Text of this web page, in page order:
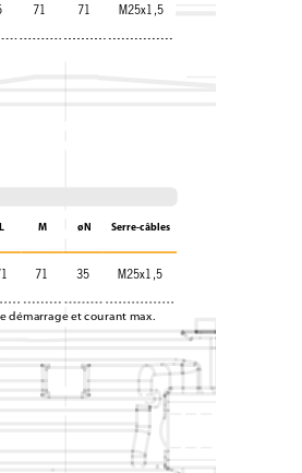
71 35 M25x1,5
71 71 M25x1,5
démarrage et courant max.
L M øN Serre-câbles